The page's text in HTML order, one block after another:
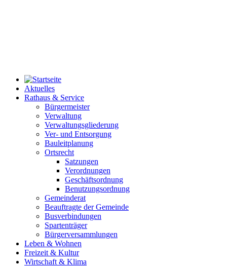
Aktuelles
Rathaus & Service
Bürgermeister
Verwaltung
Verwaltungsgliederung
Ver- und Entsorgung
Bauleitplanung
Ortsrecht
Satzungen
Verordnungen
Geschäftsordnung
Benutzungsordnung
Gemeinderat
Beauftragte der Gemeinde
Busverbindungen
Spartenträger
Bürgerversammlungen
Leben & Wohnen
Freizeit & Kultur
Wirtschaft & Klima